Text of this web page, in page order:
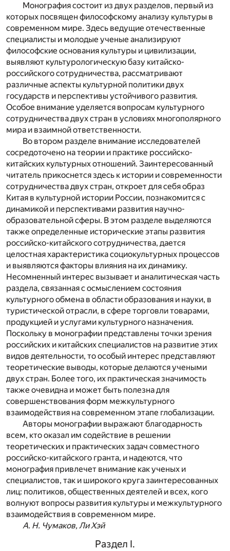
Монография состоит из двух разделов, первый из
которых посвящен философскому анализу культуры в
современном мире. Здесь ведущие отечественные
специалисты и молодые ученые анализируют
философские основания культуры и цивилизации,
выявляют культурологическую базу китайско-
российского сотрудничества, рассматривают
различные аспекты культурной политики двух
государств и перспективы устойчивого развития.
Особое внимание уделяется вопросам культурного
сотрудничества двух стран в условиях многополярного
мира и взаимной ответственности.
Во втором разделе внимание исследователей
сосредоточено на теории и практике российско-
китайских культурных отношений. Заинтересованный
читатель прикоснется здесь к истории и современности
сотрудничества двух стран, откроет для себя образ
Китая в культурной истории России, познакомится с
динамикой и перспективами развития научно-
образовательной сферы. В этом разделе выделяются
также определенные исторические этапы развития
российско-китайского сотрудничества, дается
целостная характеристика социокультурных процессов
и выявляются факторы влияния на их динамику.
Несомненный интерес вызывает и аналитическая часть
раздела, связанная с осмыслением состояния
культурного обмена в области образования и науки, в
туристической отрасли, в сфере торговли товарами,
продукцией и услугами культурного назначения.
Поскольку в монографии представлены точки зрения
российских и китайских специалистов на развитие этих
видов деятельности, то особый интерес представляют
теоретические выводы, которые делаются учеными
двух стран. Более того, их практическая значимость
также очевидна и может быть полезна для
совершенствования форм межкультурного
взаимодействия на современном этапе глобализации.
Авторы монографии выражают благодарность
всем, кто оказал им содействие в решении
теоретических и практических задач совместного
российско-китайского гранта, и надеются, что
монография привлечет внимание как ученых и
специалистов, так и широкого круга заинтересованных
лиц: политиков, общественных деятелей и всех, кого
волнуют вопросы развития культуры и межкультурного
взаимодействия в современном мире.
А. Н. Чумаков, Ли Хэй
Раздел I.